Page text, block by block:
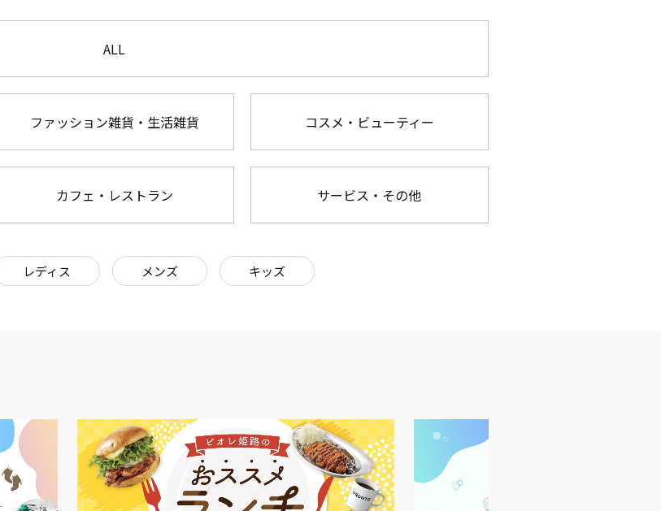
ALL
ファッション雑貨・生活雑貨 コスメ・ビューティー
カフェ・レストラン サービス・その他
レディス メンズ キッズ